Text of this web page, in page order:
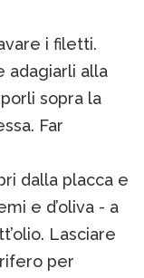
i filetti.
adagiarli alla
sopra la
Far
dalla placca e
e d’oliva - a
Lasciare
per